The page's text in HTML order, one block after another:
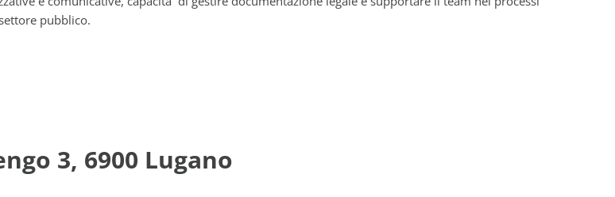
pubblico.
3, 6900 Lugano